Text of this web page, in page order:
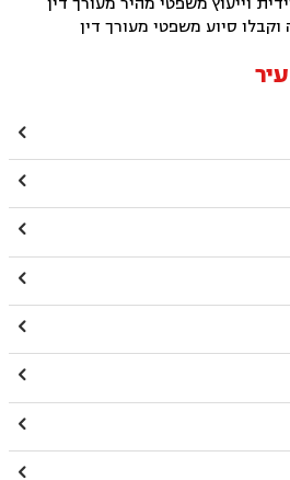
וקבלו סיוע משפטי מעורך דין







